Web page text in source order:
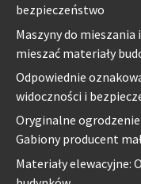
bezpieczeństwo
Maszyny do
mieszać materiały
Odpowiednie
widoczności i
Oryginalne
Gabiony producent
Materiały elewacyjne: